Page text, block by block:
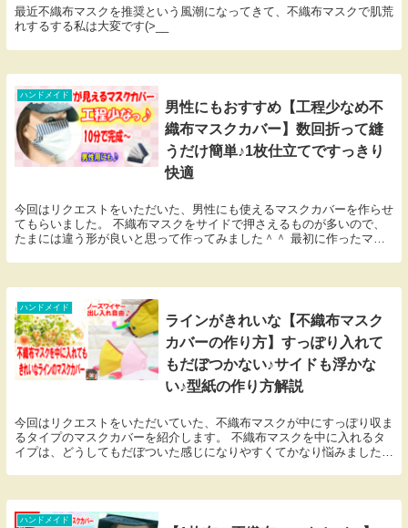
最近不織布マスクを推奨という風潮になってきて、不織布マスクで肌荒
れするする私は大変です(>__
ハンドメイド
男性にもおすすめ【工程少なめ不
織布マスクカバー】数回折って縫
うだけ簡単♪1枚仕立てですっきり
快適
今回はリクエストをいただいた、男性にも使えるマスクカバーを作らせ
てもらいました。 不織布マスクをサイドで押さえるものが多いので、
たまには違う形が良いと思って作ってみました＾＾ 最初に作ったマス
ハンドメイド
ラインがきれいな【不織布マスク
カバーの作り方】すっぽり入れて
もだぼつかない♪サイドも浮かな
い♪型紙の作り方解説
今回はリクエストをいただいていた、不織布マスクが中にすっぽり収ま
るタイプのマスクカバーを紹介します。 不織布マスクを中に入れるタ
イプは、どうしてもだぼついた感じになりやすくてかなり悩みました
ハンドメイド